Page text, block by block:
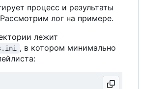
процесс и результаты
лог на примере.
лежит
, в котором минимально